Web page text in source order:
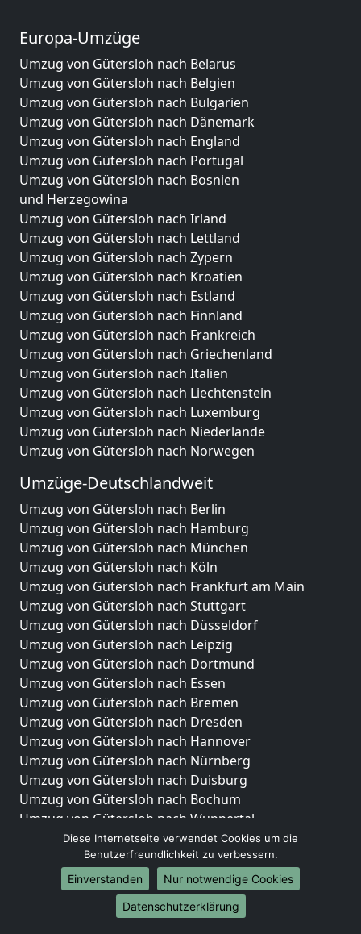
Europa-Umzüge
Umzug von Gütersloh nach Belarus
Umzug von Gütersloh nach Belgien
Umzug von Gütersloh nach Bulgarien
Umzug von Gütersloh nach Dänemark
Umzug von Gütersloh nach England
Umzug von Gütersloh nach Portugal
Umzug von Gütersloh nach Bosnien
und Herzegowina
Umzug von Gütersloh nach Irland
Umzug von Gütersloh nach Lettland
Umzug von Gütersloh nach Zypern
Umzug von Gütersloh nach Kroatien
Umzug von Gütersloh nach Estland
Umzug von Gütersloh nach Finnland
Umzug von Gütersloh nach Frankreich
Umzug von Gütersloh nach Griechenland
Umzug von Gütersloh nach Italien
Umzug von Gütersloh nach Liechtenstein
Umzug von Gütersloh nach Luxemburg
Umzug von Gütersloh nach Niederlande
Umzug von Gütersloh nach Norwegen
Umzüge-Deutschlandweit
Umzug von Gütersloh nach Berlin
Umzug von Gütersloh nach Hamburg
Umzug von Gütersloh nach München
Umzug von Gütersloh nach Köln
Umzug von Gütersloh nach Frankfurt am Main
Umzug von Gütersloh nach Stuttgart
Umzug von Gütersloh nach Düsseldorf
Umzug von Gütersloh nach Leipzig
Umzug von Gütersloh nach Dortmund
Umzug von Gütersloh nach Essen
Umzug von Gütersloh nach Bremen
Umzug von Gütersloh nach Dresden
Umzug von Gütersloh nach Hannover
Umzug von Gütersloh nach Nürnberg
Umzug von Gütersloh nach Duisburg
Umzug von Gütersloh nach Bochum
Umzug von Gütersloh nach Wuppertal
Umzug von Gütersloh nach Bielefeld
Umzug von Gütersloh nach Bonn
Umzug von Gütersloh nach Münster
Internationale-Umzüge
Diese Internetseite verwendet Cookies um die
Benutzerfreundlichkeit zu verbessern.
Einverstanden
Nur notwendige Cookies
Datenschutzerklärung